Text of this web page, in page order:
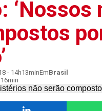
- 14h13minEmBrasil